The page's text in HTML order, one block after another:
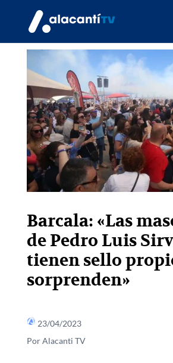
Barcala: «Las
de Pedro Luis
tienen sello
sorprenden»
23/04/2023
Por Alacanti TV